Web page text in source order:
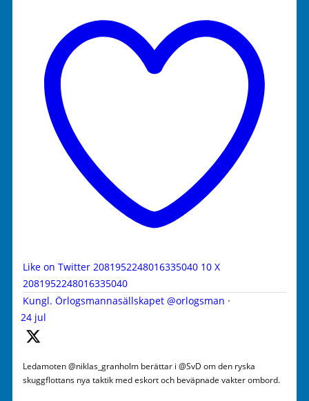
Like on Twitter 2081952248016335040 10 X
2081952248016335040
Kungl. Örlogsmannasällskapet @orlogsman ·
24 jul
Ledamoten @niklas_granholm berättar i @SvD om den ryska
skuggflottans nya taktik med eskort och beväpnade vakter ombord.